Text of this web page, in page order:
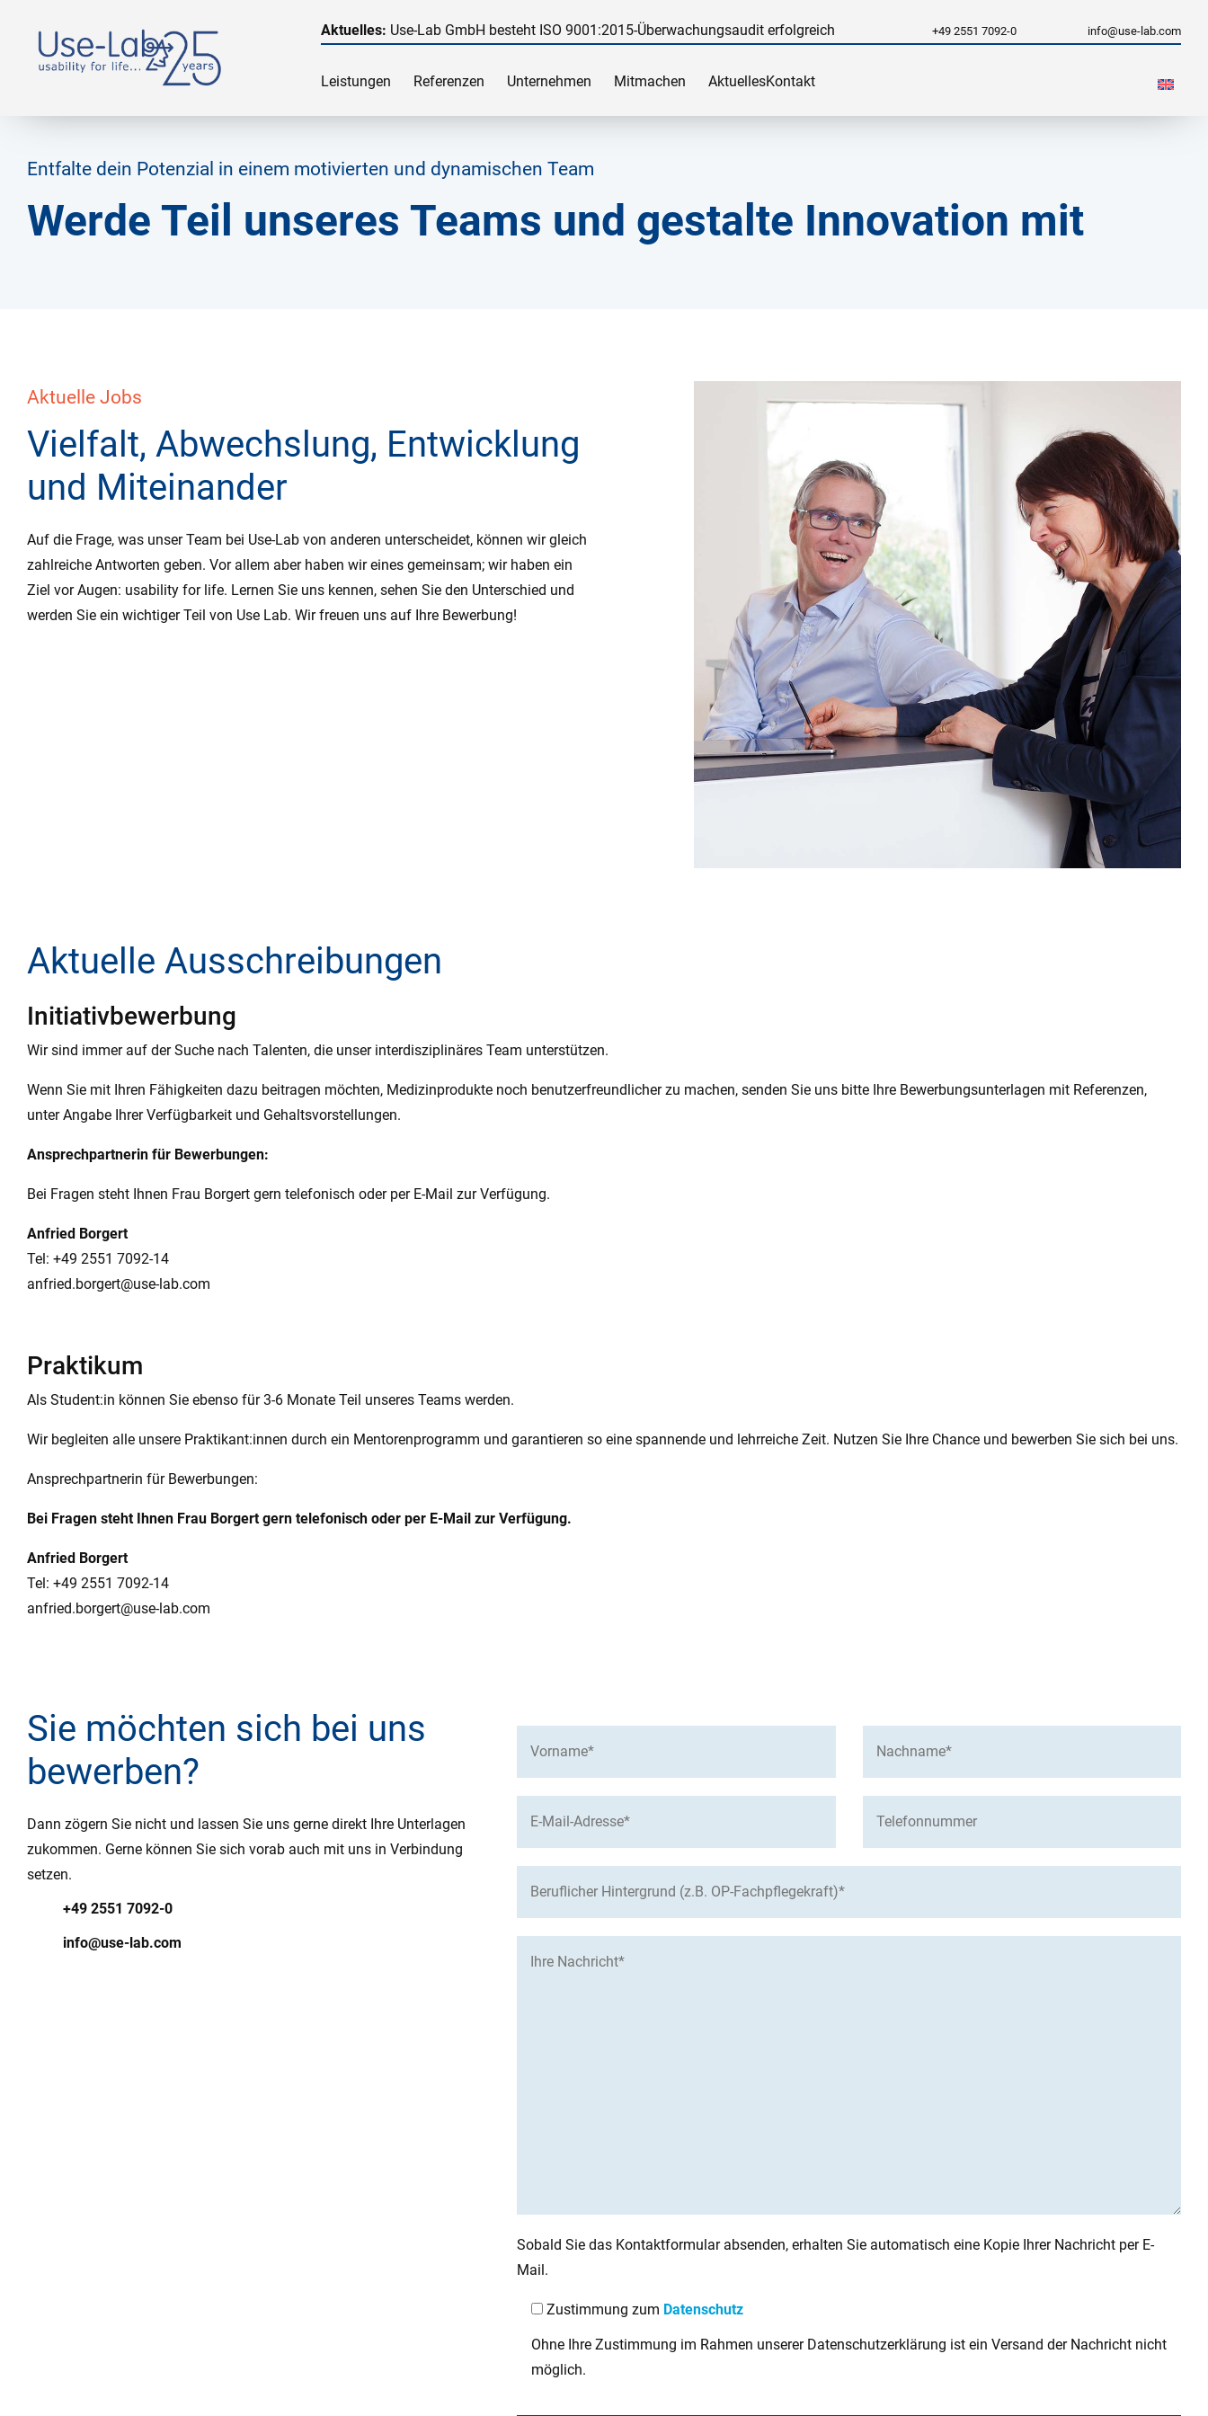
Aktuelles: Use-Lab GmbH besteht ISO 9001:2015-Überwachungsaudit erfolgreich +49 2551 7092-0 info@use-lab.com
Leistungen Referenzen Unternehmen Mitmachen AktuellesKontakt
Entfalte dein Potenzial in einem motivierten und dynamischen Team
Werde Teil unseres Teams und gestalte Innovation mit
Aktuelle Jobs
Vielfalt, Abwechslung, Entwicklung
und Miteinander
Auf die Frage, was unser Team bei Use-Lab von anderen unterscheidet, können wir gleich
zahlreiche Antworten geben. Vor allem aber haben wir eines gemeinsam; wir haben ein
Ziel vor Augen: usability for life. Lernen Sie uns kennen, sehen Sie den Unterschied und
werden Sie ein wichtiger Teil von Use Lab. Wir freuen uns auf Ihre Bewerbung!
Aktuelle Ausschreibungen
Initiativbewerbung
Wir sind immer auf der Suche nach Talenten, die unser interdisziplinäres Team unterstützen.
Wenn Sie mit Ihren Fähigkeiten dazu beitragen möchten, Medizinprodukte noch benutzerfreundlicher zu machen, senden Sie uns bitte Ihre Bewerbungsunterlagen mit Referenzen,
unter Angabe Ihrer Verfügbarkeit und Gehaltsvorstellungen.
Ansprechpartnerin für Bewerbungen:
Bei Fragen steht Ihnen Frau Borgert gern telefonisch oder per E-Mail zur Verfügung.
Anfried Borgert
Tel: +49 2551 7092-14
anfried.borgert@use-lab.com
Praktikum
Als Student:in können Sie ebenso für 3-6 Monate Teil unseres Teams werden.
Wir begleiten alle unsere Praktikant:innen durch ein Mentorenprogramm und garantieren so eine spannende und lehrreiche Zeit. Nutzen Sie Ihre Chance und bewerben Sie sich bei uns.
Ansprechpartnerin für Bewerbungen:
Bei Fragen steht Ihnen Frau Borgert gern telefonisch oder per E-Mail zur Verfügung.
Anfried Borgert
Tel: +49 2551 7092-14
anfried.borgert@use-lab.com
Sie möchten sich bei uns
bewerben?
Dann zögern Sie nicht und lassen Sie uns gerne direkt Ihre Unterlagen
zukommen. Gerne können Sie sich vorab auch mit uns in Verbindung
setzen.
+49 2551 7092-0
info@use-lab.com
Sobald Sie das Kontaktformular absenden, erhalten Sie automatisch eine Kopie Ihrer Nachricht per E-
Mail.
Zustimmung zum Datenschutz
Ohne Ihre Zustimmung im Rahmen unserer Datenschutzerklärung ist ein Versand der Nachricht nicht
möglich.